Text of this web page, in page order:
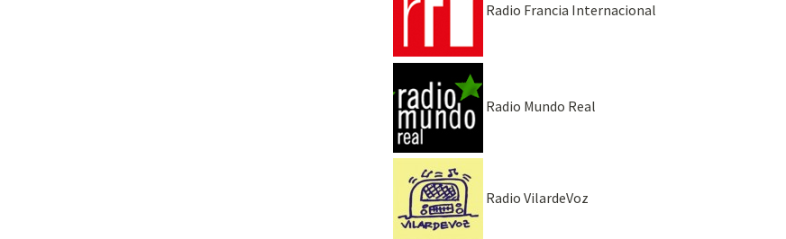
Radio Francia Internacional
Radio Mundo Real
Radio VilardeVoz